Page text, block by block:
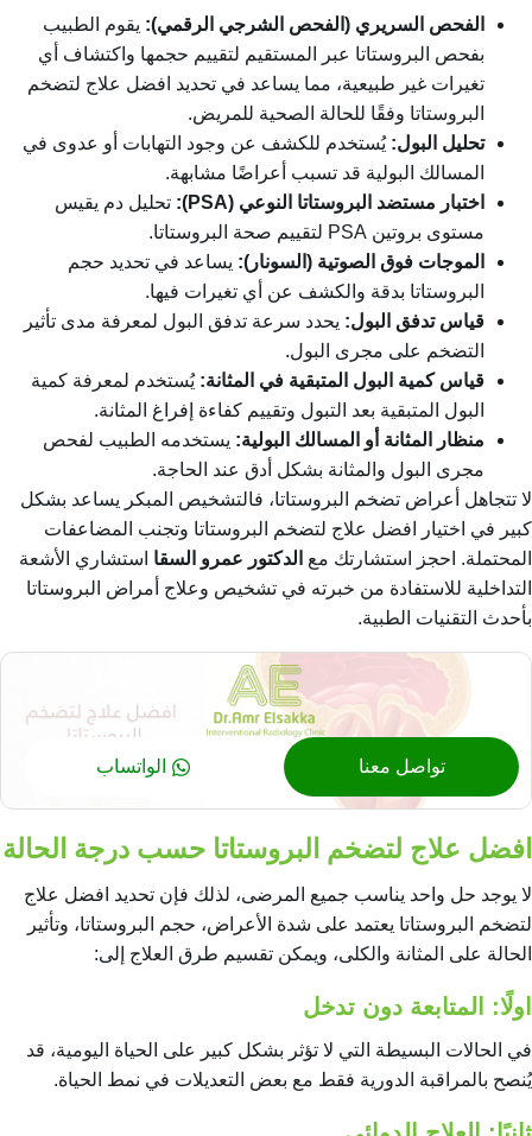
الفحص السريري (الفحص الشرجي الرقمي): يقوم الطبيب
بفحص البروستاتا عبر المستقيم لتقييم حجمها واكتشاف أي
تغيرات غير طبيعية، مما يساعد في تحديد افضل علاج لتضخم
البروستاتا وفقًا للحالة الصحية للمريض.
تحليل البول: يُستخدم للكشف عن وجود التهابات أو عدوى في
المسالك البولية قد تسبب أعراضًا مشابهة.
اختبار مستضد البروستاتا النوعي (PSA):
تحليل دم يقيس
مستوى بروتين PSA لتقييم صحة البروستاتا.
الموجات فوق الصوتية (السونار): يساعد في تحديد حجم
البروستاتا بدقة والكشف عن أي تغيرات فيها.
قياس تدفق البول: يحدد سرعة تدفق البول لمعرفة مدى تأثير
التضخم على مجرى البول.
قياس كمية البول المتبقية في المثانة: يُستخدم لمعرفة كمية
البول المتبقية بعد التبول وتقييم كفاءة إفراغ المثانة.
منظار المثانة أو المسالك البولية: يستخدمه الطبيب لفحص
مجرى البول والمثانة بشكل أدق عند الحاجة.
لا تتجاهل أعراض تضخم البروستاتا، فالتشخيص المبكر يساعد بشكل
كبير في اختيار
افضل علاج لتضخم البروستاتا وتجنب المضاعفات
المحتملة. احجز استشارتك مع الدكتور عمرو السقا استشاري الأشعة
التداخلية للاستفادة من خبرته في تشخيص وعلاج أمراض البروستاتا
بأحدث التقنيات الطبية.
تواصل معنا الواتساب
افضل علاج لتضخم البروستاتا حسب درجة الحالة
لا يوجد حل واحد يناسب جميع المرضى، لذلك فإن تحديد افضل علاج
لتضخم البروستاتا يعتمد على شدة الأعراض، حجم البروستاتا، وتأثير
الحالة على المثانة والكلى، ويمكن تقسيم طرق العلاج إلى:
اولًا: المتابعة دون تدخل
في الحالات البسيطة التي لا تؤثر بشكل كبير على الحياة اليومية، قد
يُنصح بالمراقبة الدورية فقط مع بعض التعديلات في نمط الحياة.